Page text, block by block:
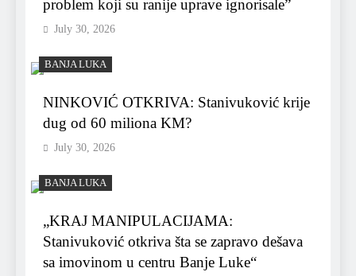
problem koji su ranije uprave ignorisale”
July 30, 2026
BANJA LUKA
NINKOVIĆ OTKRIVA: Stanivuković krije
dug od 60 miliona KM?
July 30, 2026
BANJA LUKA
„KRAJ MANIPULACIJAMA:
Stanivuković otkriva šta se zapravo dešava
sa imovinom u centru Banje Luke“